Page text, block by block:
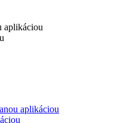
aplikáciou
aplikáciou